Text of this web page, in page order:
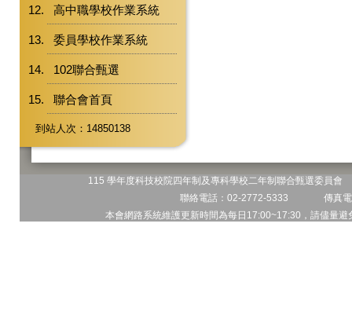
高中職學校作業系統
委員學校作業系統
102聯合甄選
聯合會首頁
到站人次：14850138
115 學年度科技校院四年制及專科學校二年制聯合甄選委員
聯絡電話：02-2772-5333 傳真
本會網路系統維護更新時間為每日17:00~17:30，請儘量